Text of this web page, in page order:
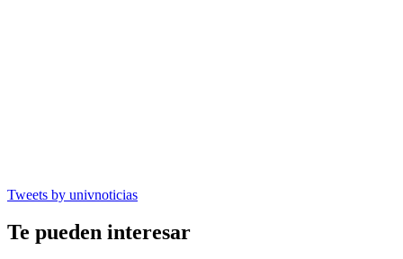
Tweets by univnoticias
Te pueden interesar